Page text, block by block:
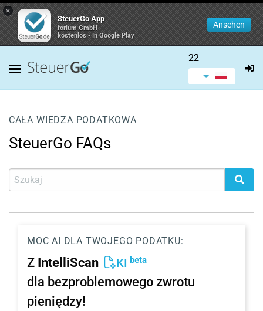
×
SteuerGo App
forium GmbH
kostenlos - In Google Play
Ansehen
22
CAŁA WIEDZA PODATKOWA
SteuerGo FAQs
MOC AI DLA TWOJEGO PODATKU:
Z IntelliScan KI beta
dla bezproblemowego zwrotu
pieniędzy!